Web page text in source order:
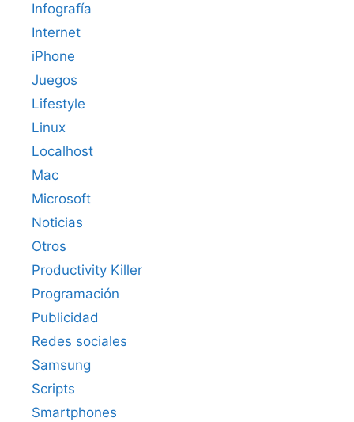
Infografía
Internet
iPhone
Juegos
Lifestyle
Linux
Localhost
Mac
Microsoft
Noticias
Otros
Productivity Killer
Programación
Publicidad
Redes sociales
Samsung
Scripts
Smartphones